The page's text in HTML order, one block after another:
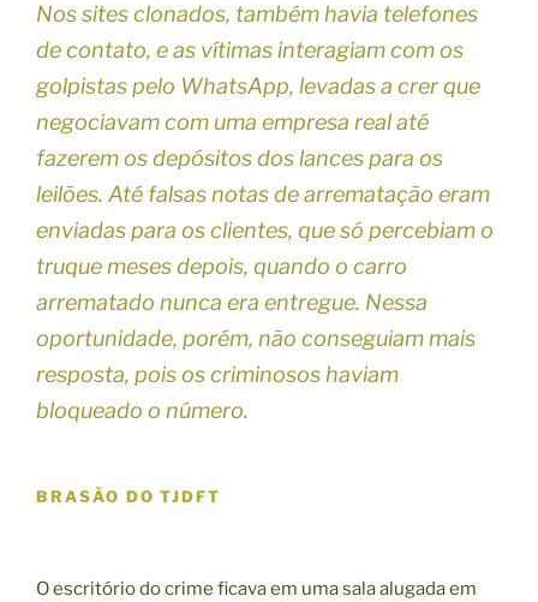
Nos sites clonados, também havia telefones
de contato, e as vítimas interagiam com os
golpistas pelo WhatsApp, levadas a crer que
negociavam com uma empresa real até
fazerem os depósitos dos lances para os
leilões. Até falsas notas de arrematação eram
enviadas para os clientes, que só percebiam o
truque meses depois, quando o carro
arrematado nunca era entregue. Nessa
oportunidade, porém, não conseguiam mais
resposta, pois os criminosos haviam
bloqueado o número.
BRASÃO DO TJDFT
O escritório do crime ficava em uma sala alugada em